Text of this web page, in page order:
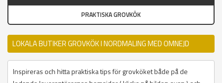
PRAKTISKA GROVKÖK
LOKALA BUTIKER GROVKÖK I NORDMALING MED OMNEJD
Inspireras och hitta praktiska tips för grovköket både på de